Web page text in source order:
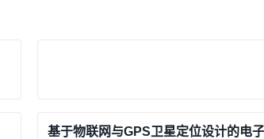
基于物联网与GPS卫星定位设计的电